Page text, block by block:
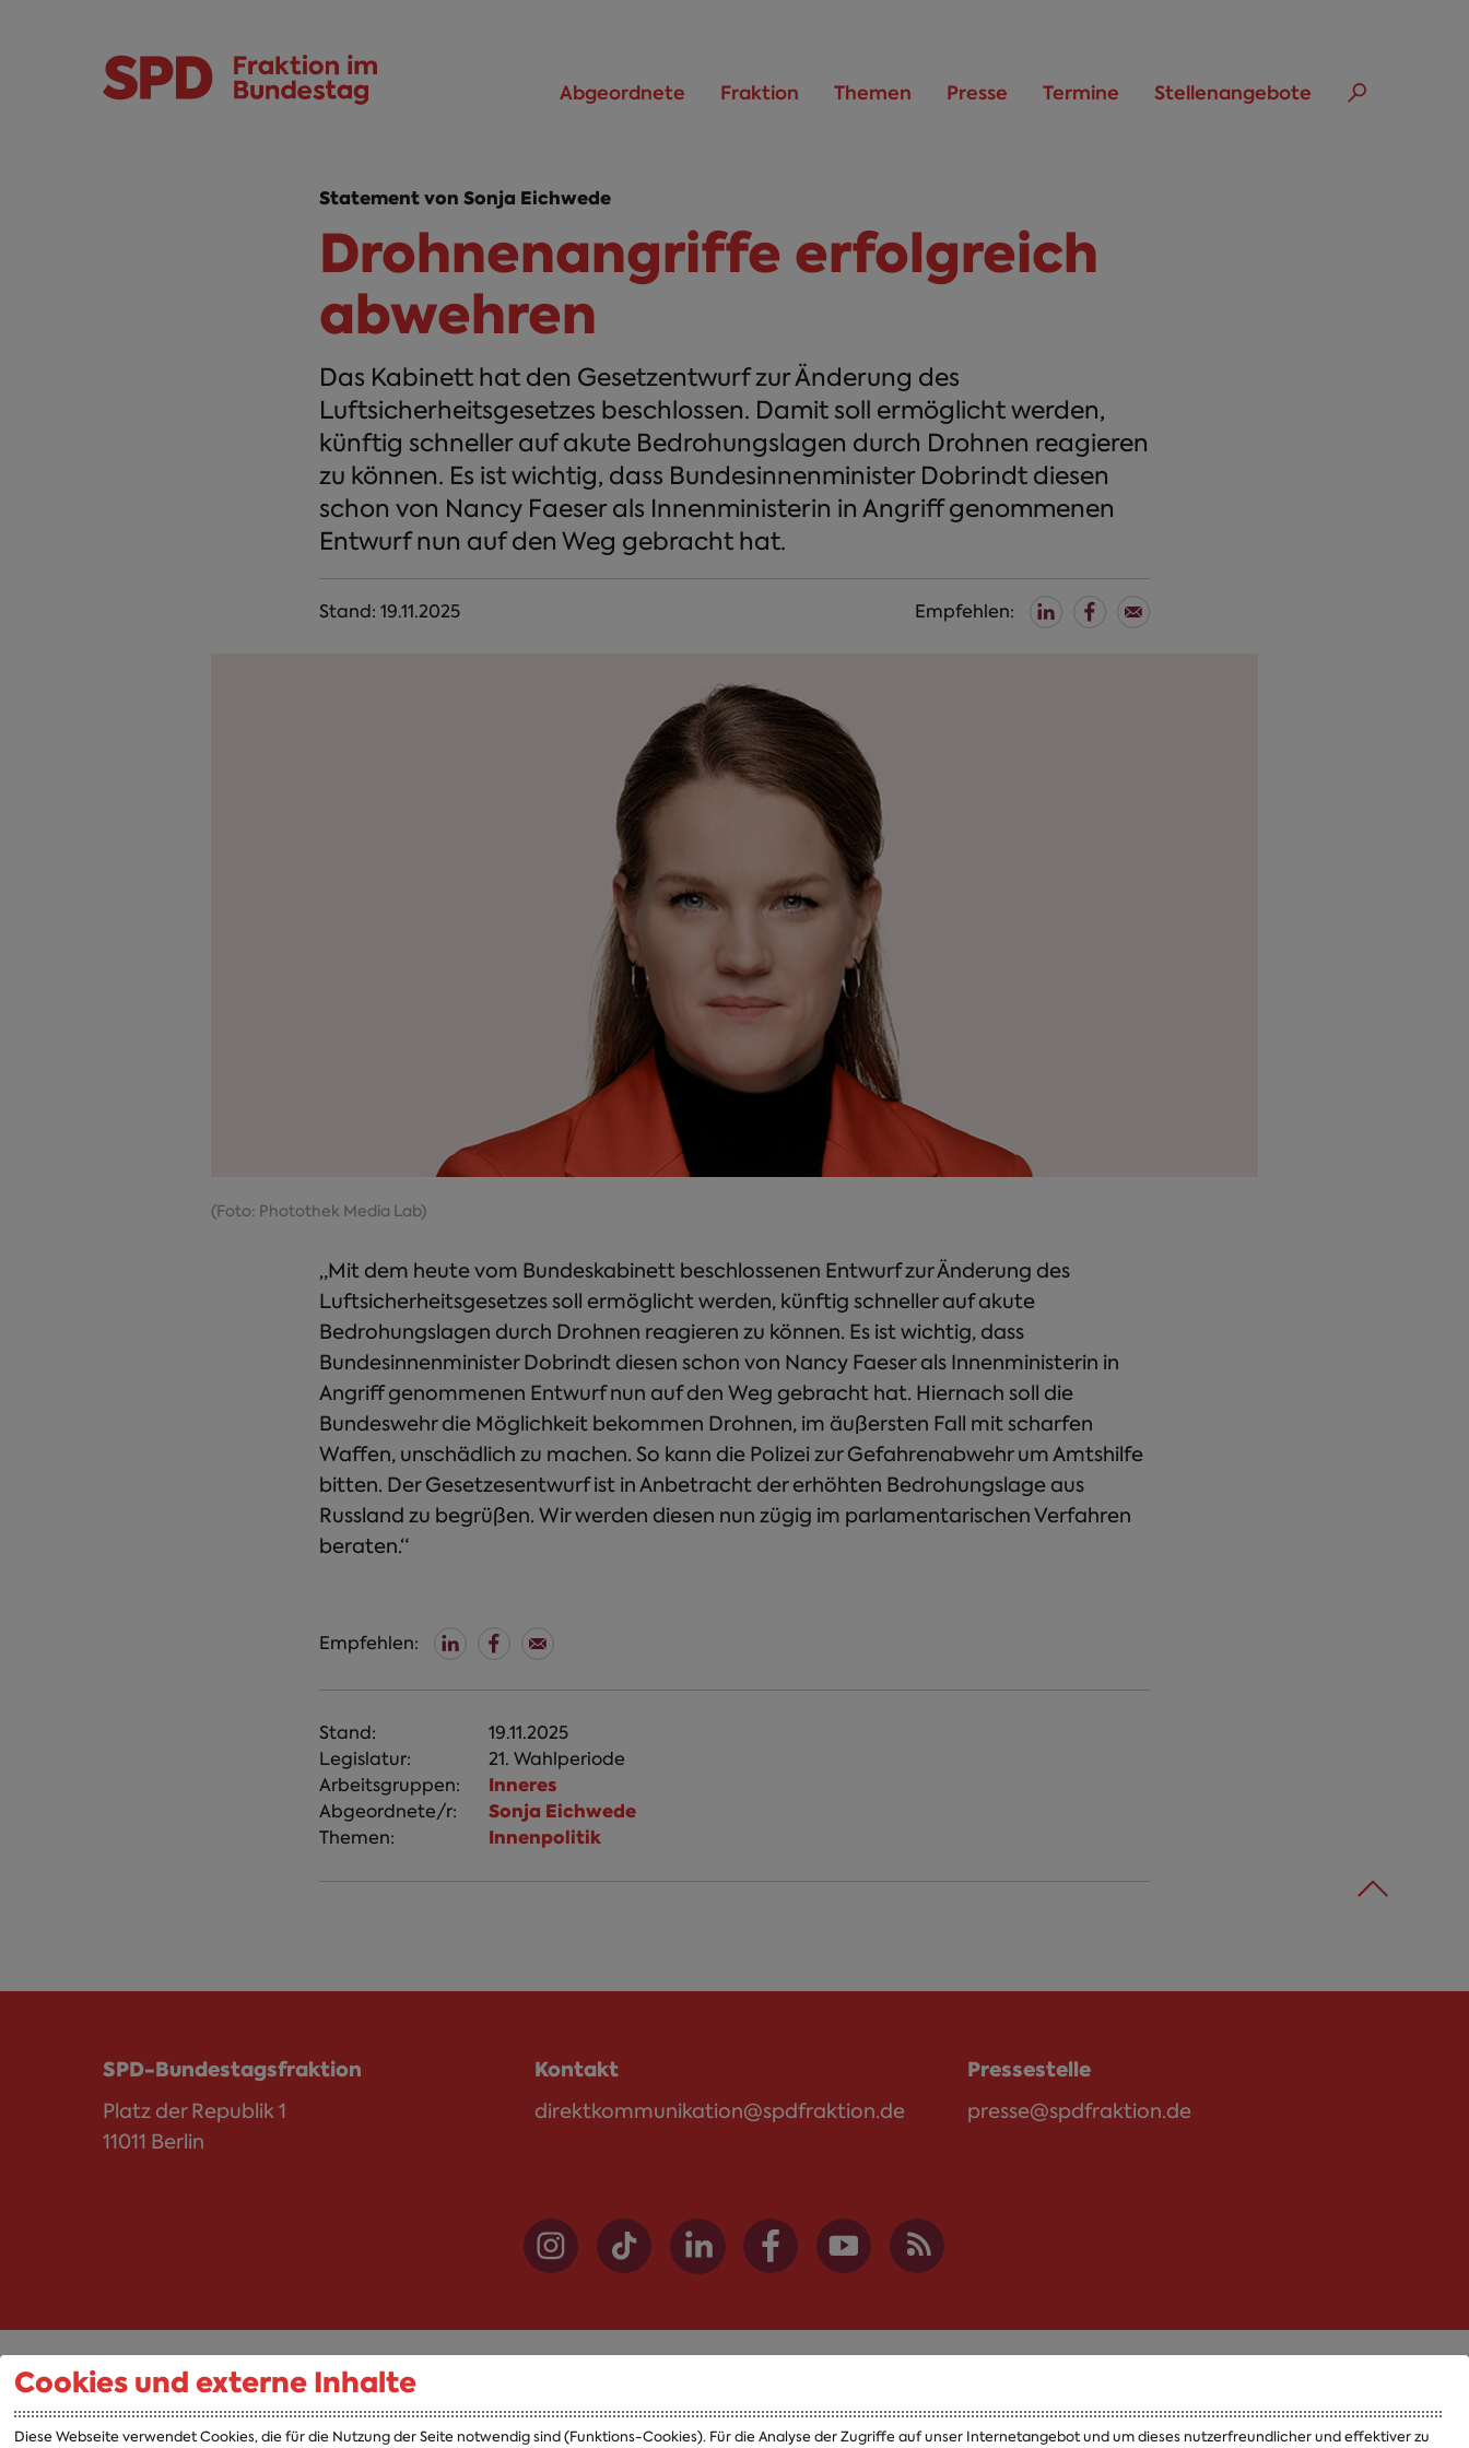
Abgeordnete Fraktion Themen Presse Termine Stellenangebote
Statement von Sonja Eichwede
Drohnenangriffe erfolgreich
abwehren
Das Kabinett hat den Gesetzentwurf zur Änderung des
Luftsicherheitsgesetzes beschlossen. Damit soll ermöglicht werden,
künftig schneller auf akute Bedrohungslagen durch Drohnen reagieren
zu können. Es ist wichtig, dass Bundesinnenminister Dobrindt diesen
schon von Nancy Faeser als Innenministerin in Angriff genommenen
Entwurf nun auf den Weg gebracht hat.
Stand: 19.11.2025 Empfehlen:
(Foto: Photothek Media Lab)
„Mit dem heute vom Bundeskabinett beschlossenen Entwurf zur Änderung des
Luftsicherheitsgesetzes soll ermöglicht werden, künftig schneller auf akute
Bedrohungslagen durch Drohnen reagieren zu können. Es ist wichtig, dass
Bundesinnenminister Dobrindt diesen schon von Nancy Faeser als Innenministerin in
Angriff genommenen Entwurf nun auf den Weg gebracht hat. Hiernach soll die
Bundeswehr die Möglichkeit bekommen Drohnen, im äußersten Fall mit scharfen
Waffen, unschädlich zu machen. So kann die Polizei zur Gefahrenabwehr um Amtshilfe
bitten. Der Gesetzesentwurf ist in Anbetracht der erhöhten Bedrohungslage aus
Russland zu begrüßen. Wir werden diesen nun zügig im parlamentarischen Verfahren
beraten.“
Empfehlen:
Stand:
19.11.2025
Legislatur:
21. Wahlperiode
Arbeitsgruppen:
Inneres
Abgeordnete/r: Sonja Eichwede
Themen: Innenpolitik
SPD-Bundestagsfraktion
Platz der Republik 1
11011 Berlin
Kontakt
direktkommunikation@spdfraktion.de
Pressestelle
presse@spdfraktion.de
Abgeordnete Fraktion
Jobs und Ausbildung
Cookies und externe Inhalte
Diese Webseite verwendet Cookies, die für die Nutzung der Seite notwendig sind (Funktions-Cookies). Für die Analyse der Zugriffe auf unser Internetangebot und um dieses nutzerfreundlicher und effektiver zu